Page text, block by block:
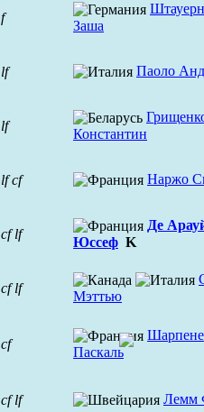
f
Заша
lf Паоло
lf
Константин
lf cf Наржо
cf lf
Де
Юссеф K
cf lf
Мэттью
cf
Шарпене
Паскаль
cf lf Лемм